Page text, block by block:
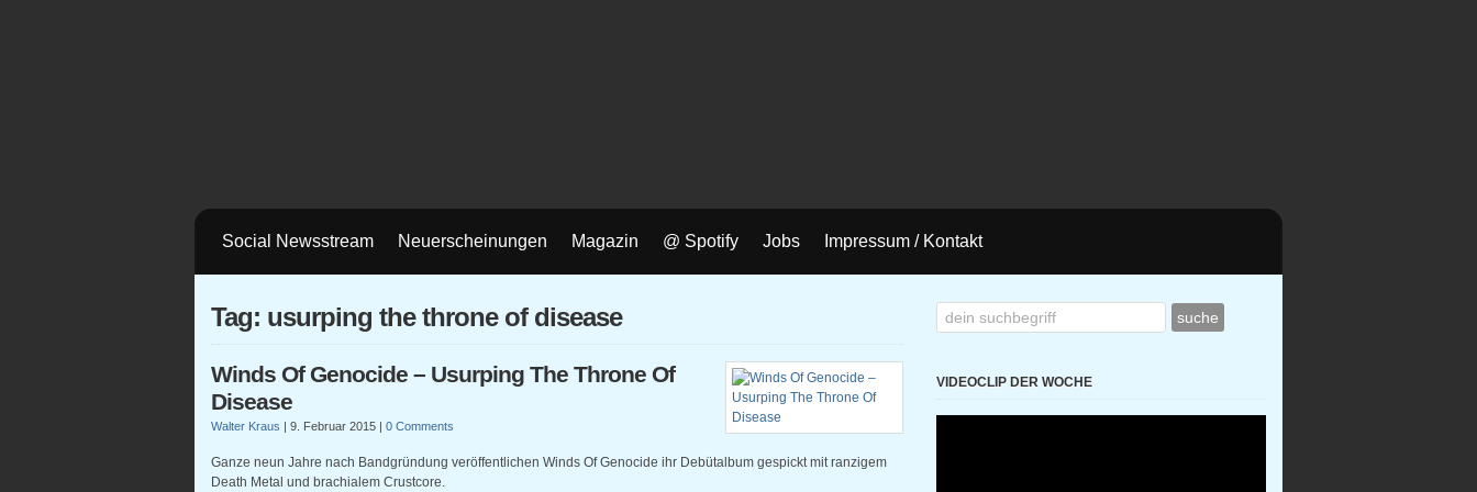
Social Newsstream Neuerscheinungen Magazin @ Spotify Jobs Impressum / Kontakt
Tag: usurping the throne of disease
Winds Of Genocide – Usurping The Throne Of
Disease
Walter Kraus | 9. Februar 2015 | 0 Comments
Ganze neun Jahre nach Bandgründung veröffentlichen Winds Of Genocide ihr Debütalbum gespickt mit ranzigem
Death Metal und brachialem Crustcore.
VIDEOCLIP DER WOCHE